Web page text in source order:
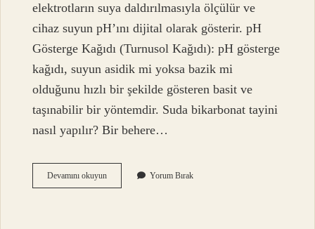
elektrotların suya daldırılmasıyla ölçülür ve
cihaz suyun pH’ını dijital olarak gösterir. pH
Gösterge Kağıdı (Turnusol Kağıdı): pH gösterge
kağıdı, suyun asidik mi yoksa bazik mi
olduğunu hızlı bir şekilde gösteren basit ve
taşınabilir bir yöntemdir. Suda bikarbonat tayini
nasıl yapılır? Bir behere…
Devamını okuyunSuda
Koku
Yorum Bırak